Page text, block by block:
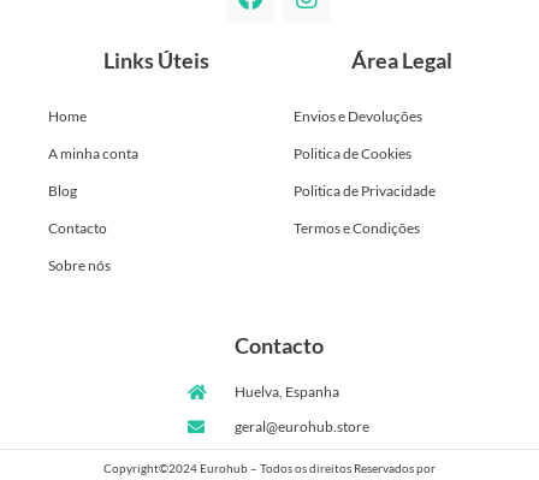
Links Úteis
Home
A minha conta
Blog
Contacto
Sobre nós
Área Legal
Envios e Devoluções
Politica de Cookies
Politica de Privacidade
Termos e Condições
Contacto
Huelva, Espanha
geral@eurohub.store
Copyright©2024 Eurohub – Todos os direitos Reservados por